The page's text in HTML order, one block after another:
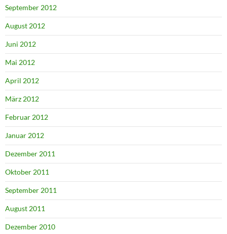
September 2012
August 2012
Juni 2012
Mai 2012
April 2012
März 2012
Februar 2012
Januar 2012
Dezember 2011
Oktober 2011
September 2011
August 2011
Dezember 2010